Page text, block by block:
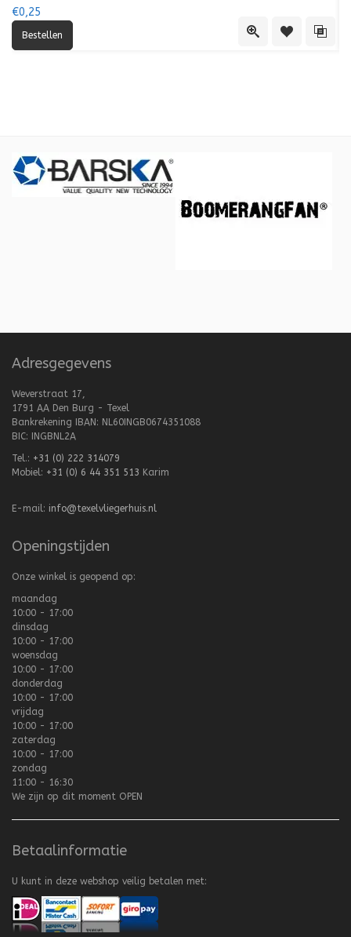
Quick ViewToevoegen
€0,25
Adresgegevens
Weverstraat 17,
1791 AA Den Burg - Texel
Bankrekening IBAN: NL60INGB0674351088
BIC: INGBNL2A
Tel.: +31 (0) 222 314079
Mobiel: +31 (0) 6 44 351 513 Karim
E-mail: info@texelvliegerhuis.nl
Openingstijden
Onze winkel is geopend op:
maandag
10:00 - 17:00
dinsdag
10:00 - 17:00
woensdag
10:00 - 17:00
donderdag
10:00 - 17:00
vrijdag
10:00 - 17:00
zaterdag
10:00 - 17:00
zondag
11:00 - 16:30
We zijn op dit moment OPEN
Betaalinformatie
U kunt in deze webshop veilig betalen met: